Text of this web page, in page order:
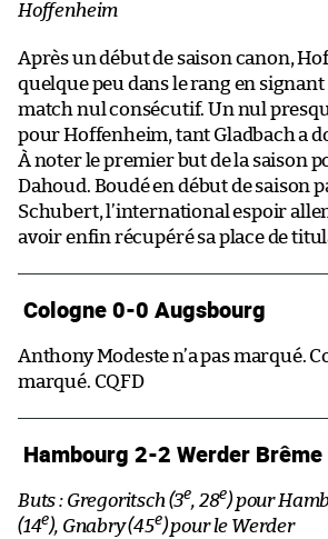
Hoffenheim
Après un début de saison canon,
quelque peu dans le rang en
match nul consécutif. Un nul
pour Hoffenheim, tant Gladbach a
À noter le premier but de la saison
Dahoud. Boudé en début de saison
Schubert, l’international espoir
avoir enfin récupéré sa place de
Cologne 0-0 Augsbourg
Anthony Modeste n’a pas marqué.
marqué. CQFD
Hambourg 2-2 Werder Brême
Buts : Gregoritsch (3e, 28e) pour
(14e), Gnabry (45e) pour le Werder